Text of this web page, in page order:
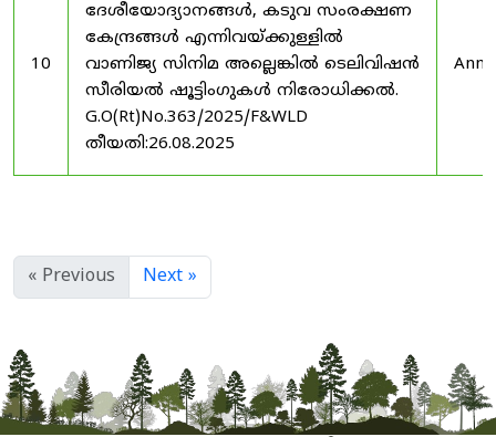
10
ദേശീയോദ്യാനങ്ങൾ, കടുവ സംരക്ഷണ
കേന്ദ്രങ്ങൾ എന്നിവയ്ക്കുള്ളിൽ
വാണിജ്യ സിനിമ അല്ലെങ്കിൽ ടെലിവിഷൻ
സീരിയൽ ഷൂട്ടിംഗുകൾ നിരോധിക്കൽ.
G.O(Rt)No.363/2025/F&WLD
തീയതി:26.08.2025
« Previous Next »